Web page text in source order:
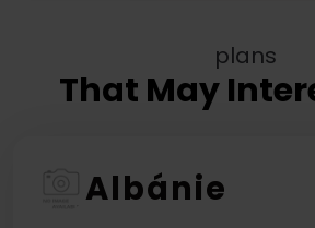
plans
That May
Albánie